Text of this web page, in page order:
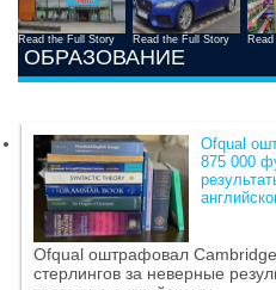
Read the Full Story Read the Full Story
ОБРАЗОВАНИЕ
Ofqual
875 000
Ofqual оштрафовал
стерлингов за неверные